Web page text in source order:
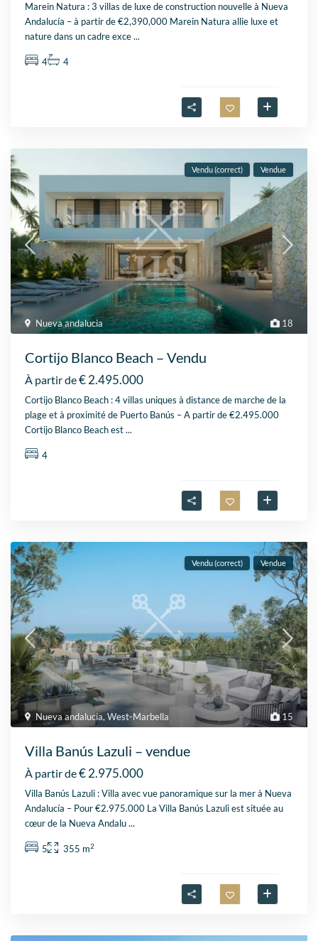
Marein Natura : 3 villas de luxe de construction nouvelle à Nueva
Andalucía – à partir de €2,390,000 Marein Natura allie luxe et
nature dans un cadre exce...
4 4
18
Nueva andalucia
Vendu (correct) Vendue
Cortijo Blanco Beach – Vendu
À partir de€ 2.495.000
Cortijo Blanco Beach : 4 villas uniques à distance de marche de la
plage et à proximité de Puerto Banús – A partir de €2.495.000
Cortijo Blanco Beach est...
4
15
Nueva andalucia,West-Marbella
Vendu (correct) Vendue
Villa Banús Lazuli – vendue
À partir de€ 2.975.000
Villa Banús Lazuli : Villa avec vue panoramique sur la mer à Nueva
Andalucía – Pour €2.975.000 La Villa Banús Lazuli est située au
cœur de la Nueva Andalu...
5 355 m2